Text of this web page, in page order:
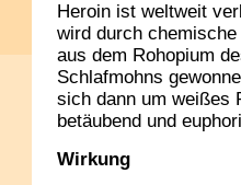
Heroin ist weltweit
wird durch
aus dem Rohopium
Schlafmohns
sich dann um weißes
betäubend und
Wirkung